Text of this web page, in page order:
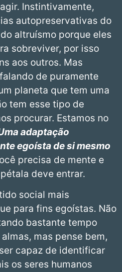
Instintivamente,
autopreservativas do
altruísmo porque eles
sobreviver, por isso
aos outros. Mas
de puramente
planeta que tem uma
tem esse tipo de
procurar. Estamos no
adaptação
egoísta de si mesmo
precisa de mente e
deve entrar.
social mais
para fins egoístas. Não
bastante tempo
mas pense bem,
capaz de identificar
os seres humanos